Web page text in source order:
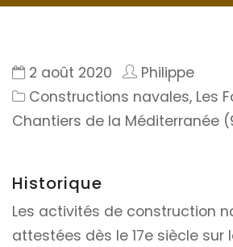
2 août 2020
Philippe
Constructions navales, Les
Chantiers de la Méditerranée
Historique
Les activités de construction
attestées dès le 17e siècle sur